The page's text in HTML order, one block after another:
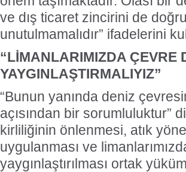
ve dış ticaret zincirini de
unutulmamalıdır” ifadelerini
“LİMANLARIMIZDA ÇEVRE
YAYGINLAŞTIRMALIYIZ”
“Bunun yanında deniz
açısından bir sorumluluktur”
kirliliğinin önlenmesi, atık
uygulanması ve
yaygınlaştırılması ortak